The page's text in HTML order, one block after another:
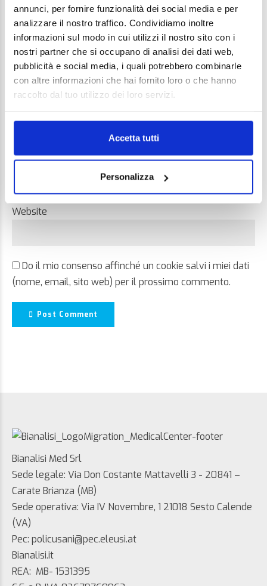
annunci, per fornire funzionalità dei social media e per
analizzare il nostro traffico. Condividiamo inoltre
informazioni sul modo in cui utilizzi il nostro sito con i
nostri partner che si occupano di analisi dei dati web,
pubblicità e social media, i quali potrebbero combinarle
con altre informazioni che hai fornito loro o che hanno
raccolto dal tuo utilizzo dei loro servizi.
Accetta tutti
Personalizza
Email *
Website
Do il mio consenso affinché un cookie salvi i miei dati
(nome, email, sito web) per il prossimo commento.
Post Comment
Bianalisi Med Srl
Sede legale: Via Don Costante Mattavelli 3 - 20841 –
Carate Brianza (MB)
Sede operativa: Via IV Novembre, 1 21018 Sesto Calende
(VA)
Pec: policusani@pec.eleusi.at
Bianalisi.it
REA: MB- 1531395